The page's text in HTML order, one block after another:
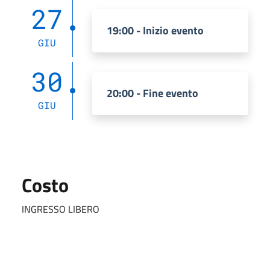
27
GIU
19:00 - Inizio evento
30
GIU
20:00 - Fine evento
Costo
INGRESSO LIBERO